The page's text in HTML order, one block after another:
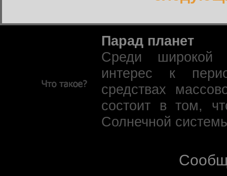
Парад планет
Среди широкой
интерес к
средствах
состоит в том,
Солнечной